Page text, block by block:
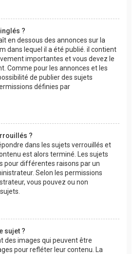
?
en dessous des annonces sur la
dans lequel il a été publié. il contient
importantes et vous devez le
Comme pour les annonces et les
de publier des sujets
définies par
?
dans les sujets verrouillés et
est alors terminé. Les sujets
pour différentes raisons par un
Selon les permissions
vous pouvez ou non
sujet ?
des images qui peuvent être
pour refléter leur contenu. La